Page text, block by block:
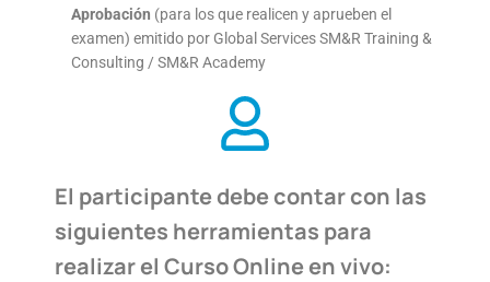
Aprobación (para los que realicen y aprueben el
examen) emitido por Global Services SM&R Training &
Consulting / SM&R Academy
El participante debe contar con las
siguientes herramientas para
realizar el Curso Online en vivo: